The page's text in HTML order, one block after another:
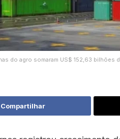
do agro somaram US$ 152,63
Compartilhar